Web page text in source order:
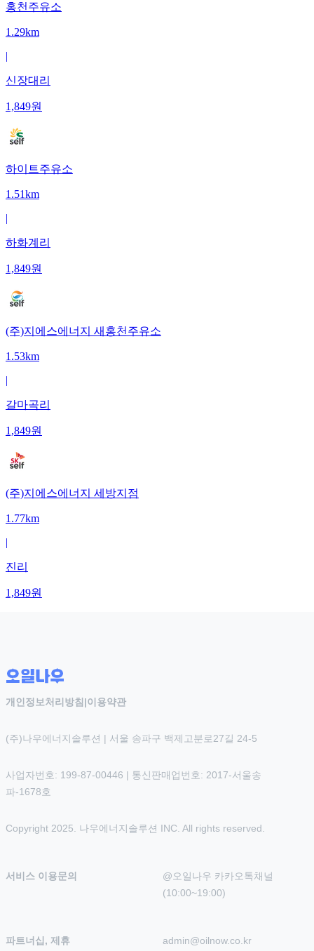
홍천주유소
1.29km
|
신장대리
1,849원
하이트주유소
1.51km
|
하화계리
1,849원
(주)지에스에너지 새홍천주유소
1.53km
|
갈마곡리
1,849원
(주)지에스에너지 세방지점
1.77km
|
진리
1,849원
개인정보처리방침 |이용약관
(주)나우에너지솔루션 | 서울 송파구 백제고분로27길 24-5
사업자번호: 199-87-00446 | 통신판매업번호: 2017-서울송
파-1678호
Copyright 2025. 나우에너지솔루션 INC. All rights reserved.
서비스 이용문의
@오일나우 카카오톡채널
(10:00~19:00)
파트너십, 제휴 admin@oilnow.co.kr